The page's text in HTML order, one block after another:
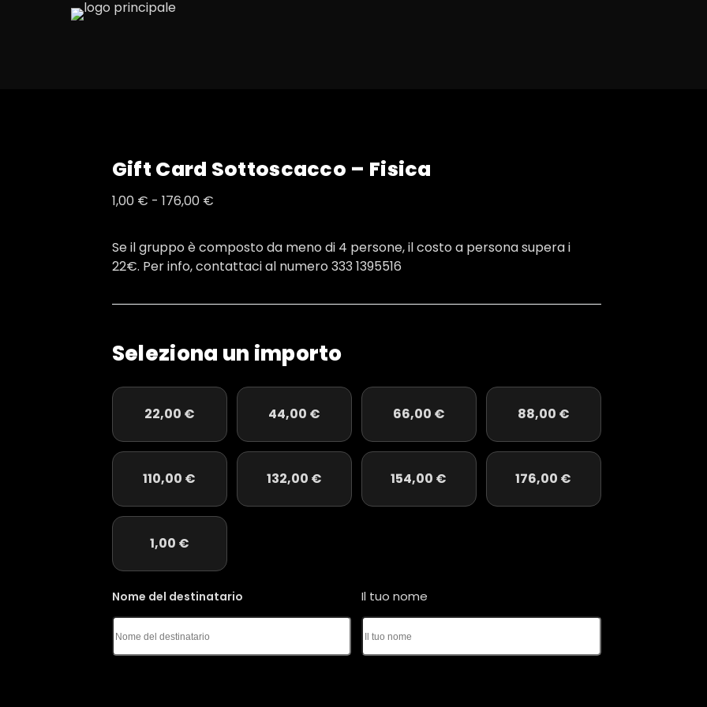
Gift Card Sottoscacco – Fisica
1,00 € - 176,00 €Fascia
da
1,00 €
Se il gruppo è composto da meno di 4 persone, il costo a persona supera i
22€. Per info, contattaci al numero 333 1395516
Seleziona un importo
22,00 € 44,00 € 66,00 € 88,00 €
110,00 € 132,00 € 154,00 € 176,00 €
1,00 €
Il tuo nome